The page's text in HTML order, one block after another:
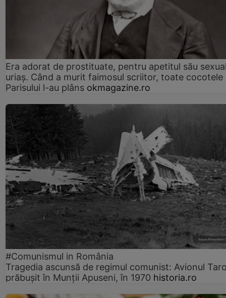
Era adorat de prostituate, pentru apetitul său
uriaș. Când a murit faimosul scriitor, toate cocotele
Parisului l-au plâns okmagazine.ro
#Comunismul in România
Tragedia ascunsă de regimul comunist: Avionul
prăbușit în Munții Apuseni, în 1970 historia.ro